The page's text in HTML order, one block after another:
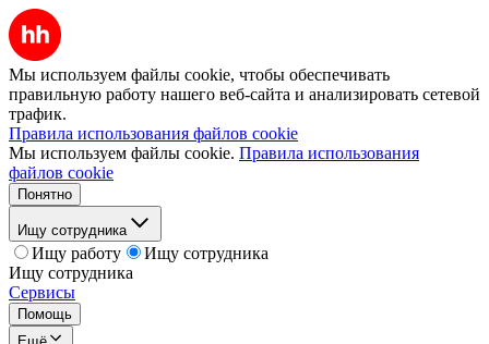
Мы используем файлы cookie, чтобы обеспечивать
правильную работу нашего веб-сайта и анализировать сетевой
трафик.
Правила использования файлов cookie
Мы используем файлы cookie. Правила использования
файлов cookie
Понятно
Ищу сотрудника
Ищу работу
Ищу сотрудника
Ищу сотрудника
Сервисы
Помощь